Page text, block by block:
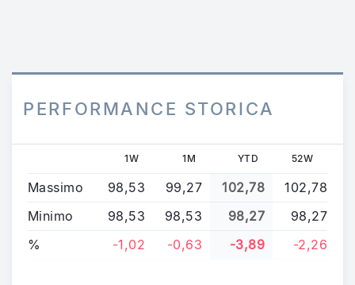
PERFORMANCE STORICA
1W 1M YTD 52W
Massimo 98,53 99,27 102,78
102,78
Minimo
98,53 98,53 98,27
98,27
%
-1,02 -0,63 -3,89 -2,26